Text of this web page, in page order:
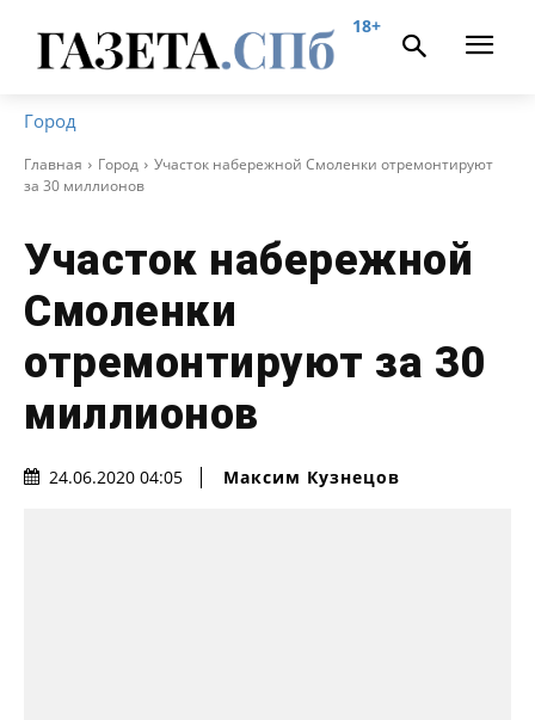
18+
Город
Главная Город
Участок набережной Смоленки отремонтируют
за 30 миллионов
Участок набережной
Смоленки
отремонтируют за 30
миллионов
24.06.2020 04:05 Максим Кузнецов